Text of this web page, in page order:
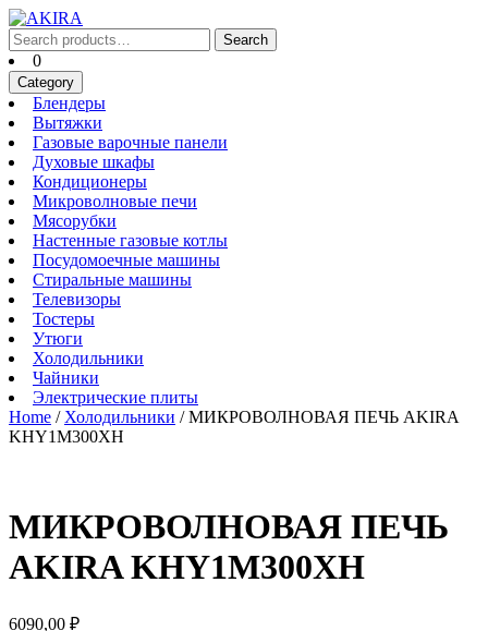
Skip
to
content
Skip
to
content
Search
for:
Search
Cart0
Category
БлендерыБлендеры
Вытяжки
Газовые варочные панели
Духовые шкафыДуховые
КондиционерыКондиционеры
Микроволновые печи
Мясорубки
Настенные газовые котлыНастенные
Посудомоечные машиныПосудомоечные
Стиральные машиныСтиральные
ТелевизорыТелевизоры
ТостерыТостеры
Утюги
Холодильники
Чайники
Электрические плитыЭлектрические
плиты
Home / Холодильники / МИКРОВОЛНОВАЯ ПЕЧЬ AKIRA
KHY1M300XH
МИКРОВОЛНОВАЯ ПЕЧЬ
AKIRA KHY1M300XH
6090,00 ₽